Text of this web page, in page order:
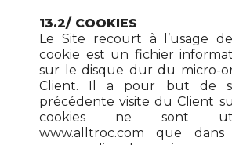
13.2/ COOKIES
Le Site recourt à l’usage
cookie est un fichier
sur le disque dur du micro-
Client. Il a pour but de
précédente visite du Client
cookies ne sont
www.alltroc.com que